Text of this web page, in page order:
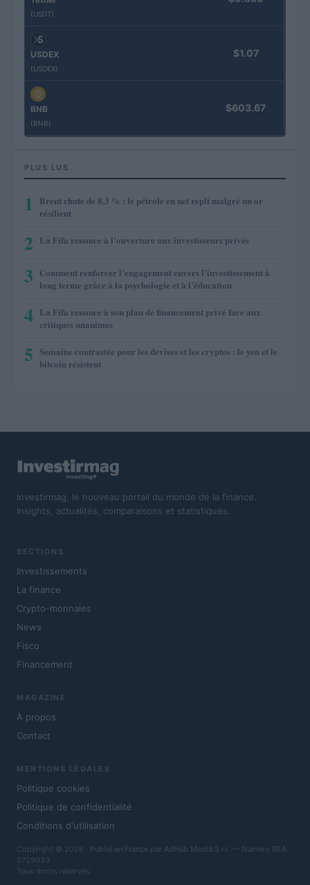
(USDT)
USDEX
(USDEX)
$1.07
BNB
(BNB)
$603.67
PLUS LUS
1
Brent chute de 8,3 % : le pétrole en net repli malgré un or
résilient
2 La Fifa renonce à l’ouverture aux investisseurs privés
3 Comment renforcer l’engagement envers l’investissement à
long terme grâce à la psychologie et à l’éducation
4 La Fifa renonce à son plan de financement privé face aux
critiques unanimes
5 Semaine contrastée pour les devises et les cryptos : le yen et le
bitcoin résistent
Investirmag, le nouveau portail du monde de la finance.
Insights, actualités, comparaisons et statistiques.
SECTIONS
Investissements
La finance
Crypto-monnaies
News
Fisco
Financement
MAGAZINE
À propos
Contact
MENTIONS LÉGALES
Politique cookies
Politique de confidentialité
Conditions d'utilisation
Copyright © 2026 · Publié en France par AdHub Media S.r.l. — Numero REA
2729933
Tous droits réservés